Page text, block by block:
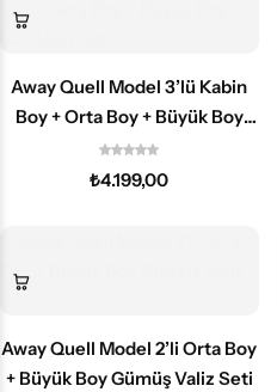
Away Quell Model 3’lü Kabin
Boy + Orta Boy + Büyük Boy
Sarı Valiz Seti
₺4.199,00
Away Quell Model 2’li Orta Boy
+ Büyük Boy Gümüş Valiz Seti